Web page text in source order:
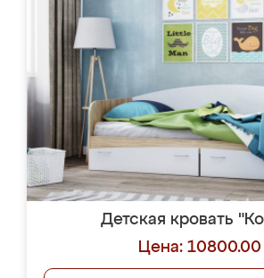
Детская кровать
Цена: 10800.00